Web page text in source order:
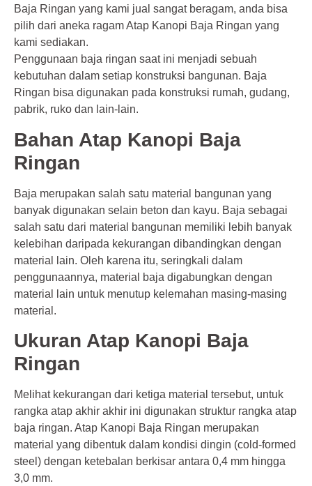
Baja Ringan yang kami jual sangat beragam, anda bisa
pilih dari aneka ragam Atap Kanopi Baja Ringan yang
kami sediakan.
Penggunaan baja ringan saat ini menjadi sebuah
kebutuhan dalam setiap konstruksi bangunan. Baja
Ringan bisa digunakan pada konstruksi rumah, gudang,
pabrik, ruko dan lain-lain.
Bahan Atap Kanopi Baja
Ringan
Baja merupakan salah satu material bangunan yang
banyak digunakan selain beton dan kayu. Baja sebagai
salah satu dari material bangunan memiliki lebih banyak
kelebihan daripada kekurangan dibandingkan dengan
material lain. Oleh karena itu, seringkali dalam
penggunaannya, material baja digabungkan dengan
material lain untuk menutup kelemahan masing-masing
material.
Ukuran Atap Kanopi Baja
Ringan
Melihat kekurangan dari ketiga material tersebut, untuk
rangka atap akhir akhir ini digunakan struktur rangka atap
baja ringan. Atap Kanopi Baja Ringan merupakan
material yang dibentuk dalam kondisi dingin (cold-formed
steel) dengan ketebalan berkisar antara 0,4 mm hingga
3,0 mm.